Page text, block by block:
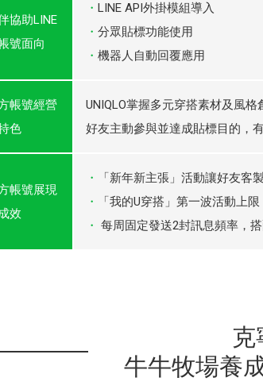
協助LINE
號面向
LINE API外掛模組導入
分眾貼標功能使用
機器人自動回覆應用
帳號經營
色
UNIQLO掌握多元穿搭素材及風
好友主動參與並達成貼標目的，
帳號展現
效
「新年新主張」活動讓好友客
「我的U穿搭」第一波活動上
每周固定發送2封訊息頻率，
克
牛牛牧場養